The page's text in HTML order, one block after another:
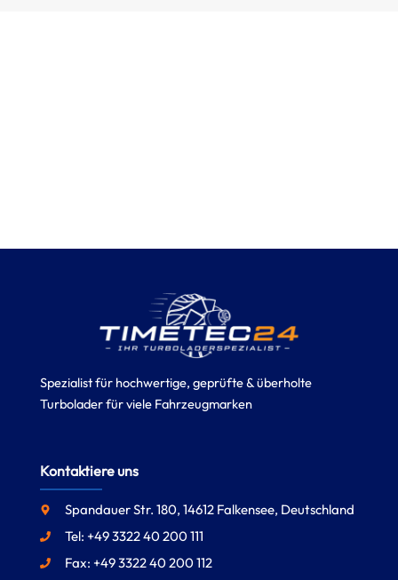
Spezialist für hochwertige, geprüfte & überholte
Turbolader für viele Fahrzeugmarken
Kontaktiere uns
Spandauer Str. 180, 14612 Falkensee, Deutschland
Tel: +49 3322 40 200 111
Fax: +49 3322 40 200 112